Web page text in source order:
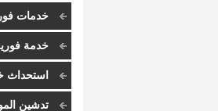
خدمات
خدمة
استحداث
الأسنانتدشين